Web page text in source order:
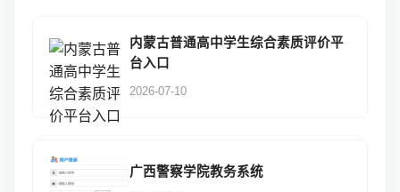
内蒙古普通高中学生综合素质评价平
台入口
2026-07-10
广西警察学院教务系统